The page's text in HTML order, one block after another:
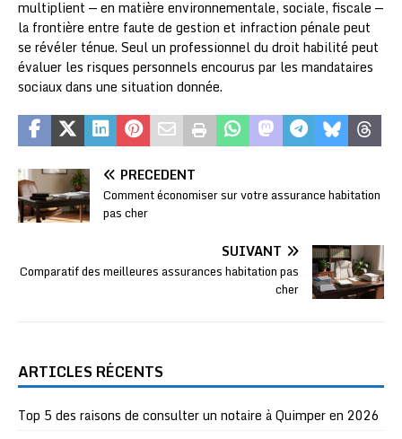
multiplient — en matière environnementale, sociale, fiscale —
la frontière entre faute de gestion et infraction pénale peut
se révéler ténue. Seul un professionnel du droit habilité peut
évaluer les risques personnels encourus par les mandataires
sociaux dans une situation donnée.
PRÉCÉDENT
Comment économiser sur votre assurance habitation
pas cher
SUIVANT
Comparatif des meilleures assurances habitation pas
cher
ARTICLES RÉCENTS
Top 5 des raisons de consulter un notaire à Quimper en 2026